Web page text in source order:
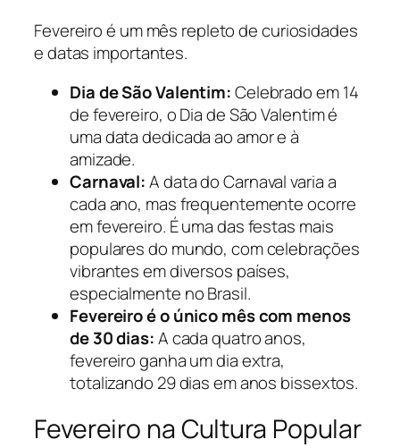
Fevereiro é um mês repleto de curiosidades
e datas importantes.
Dia de São Valentim:Celebrado em 14
de fevereiro, o Dia de São Valentim é
uma data dedicada ao amor e à
amizade.
Carnaval:A data do Carnaval varia a
cada ano, mas frequentemente ocorre
em fevereiro. É uma das festas mais
populares do mundo, com celebrações
vibrantes em diversos países,
especialmente no Brasil.
Fevereiro é o único mês com menos
de 30 dias:A cada quatro anos,
fevereiro ganha um dia extra,
totalizando 29 dias em anos bissextos.
Fevereiro na Cultura Popular